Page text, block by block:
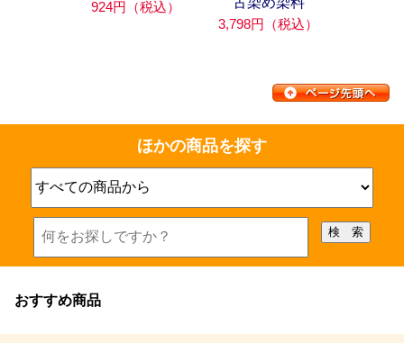
924円（税込）
3,798円（税込）
ほかの商品を探す
おすすめ商品